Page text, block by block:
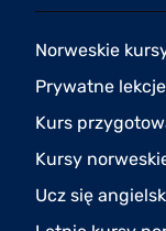
o
o
g
r
a
m
Norweskie
Prywatne
Kurs
Kursy
Ucz się